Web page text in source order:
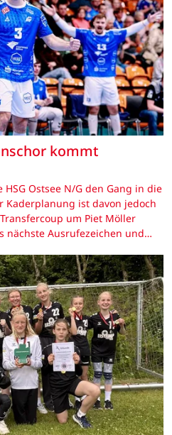
kommt
Ostsee N/G den Gang in die
Kaderplanung ist davon jedoch
um Piet Möller
nächste Ausrufezeichen und…